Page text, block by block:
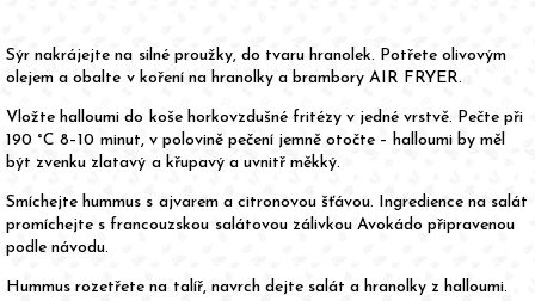
Sýr nakrájejte na silné proužky, do tvaru hranolek. Potřete olivovým
olejem a obalte v koření na hranolky a brambory AIR FRYER.
Vložte halloumi do koše horkovzdušné fritézy v jedné vrstvě. Pečte při
190 °C 8–10 minut, v polovině pečení jemně otočte – halloumi by měl
být zvenku zlatavý a křupavý a uvnitř měkký.
Smíchejte hummus s ajvarem a citronovou šťávou. Ingredience na salát
promíchejte s francouzskou salátovou zálivkou Avokádo připravenou
podle návodu.
Hummus rozetřete na talíř, navrch dejte salát a hranolky z halloumi.